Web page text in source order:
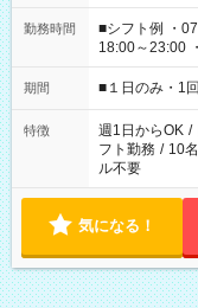
勤務時間
■シフト例 ・
18:00～23:00
etc ★最短で3時間で5,120円のお仕事から 15時間で2万円近く稼
げるお仕事も！ ご希望のお時間に合わせてご紹介！ ※シフ
ください！
期間 ■１日のみ・1
特徴 週1日からOK /
フト勤務 / 10
ル不要
気になる！